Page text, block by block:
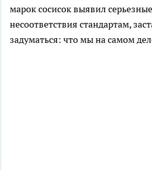
марок сосисок выявил
несоответствия стандартам,
задуматься: что мы на самом